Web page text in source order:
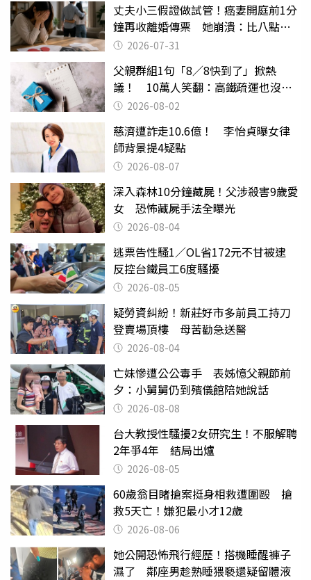
丈夫小三假證做試管！癌妻開庭前1分
鐘再收離婚傳票 她崩潰：比八點檔
還扯2026-07-31
父親群組1句「8／8快到了」掀熱
議！ 10萬人笑翻：高鐵疏運也沒列
父親節
2026-08-02
慈濟遭詐走10.6億！ 李怡貞曝女律
師背景提4疑點
2026-08-07
深入森林10分鐘藏屍！父涉殺害9歲愛
女 恐怖藏屍手法全曝光
2026-08-04
逃票告性騷1／OL省172元不甘被逮
反控台鐵員工6度騷擾
2026-08-05
疑勞資糾紛！新莊好市多前員工持刀
登賣場頂樓 母苦勸急送醫
2026-08-04
亡妹慘遭公公毒手 表姊憶父親節前
夕：小舅舅仍到殯儀館陪她說話
2026-08-08
台大教授性騷擾2女研究生！不服解聘
2年爭4年 結局出爐
2026-08-05
60歲翁目睹搶案挺身相救遭圍毆 搶
救5天亡！嫌犯最小才12歲
2026-08-06
她公開恐怖飛行經歷！搭機睡醒褲子
濕了 鄰座男趁熟睡猥褻還疑留體液